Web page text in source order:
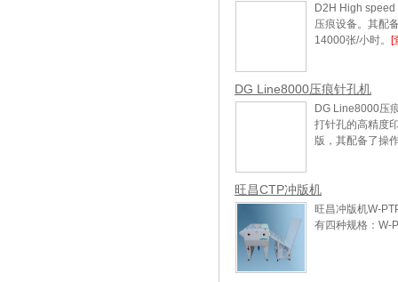
D2H High
压痕设备。其配
14000张/小时。 [
DG Line8000压痕针孔机
DG Line8000压
打针孔的高精度
版，其配备了操
旺昌CTP冲版机
旺昌冲版机W-
有四种规格：W-